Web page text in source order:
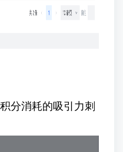
分消耗的吸引力刺